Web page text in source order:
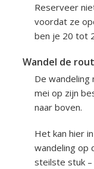
Reserveer
voordat ze
ben je 20 tot
Wandel de
De wandeling
mei op zijn
naar boven.
Het kan hier
wandeling op
steilste stuk –